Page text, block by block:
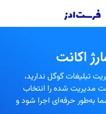
اکانت
تبلیغات گوگل ندارید،
مدیریت شده را انتخاب
به‌طور حرفه‌ای اجرا شود و